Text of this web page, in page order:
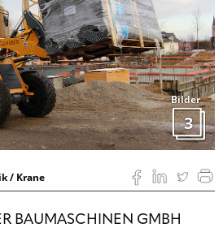
Bilder
3
/ Krane
BAUMASCHINEN GMBH